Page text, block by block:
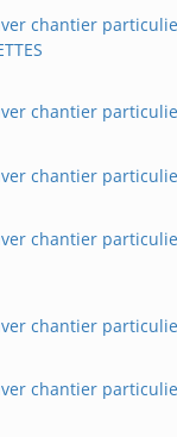
chantier
chantier
chantier
chantier
chantier
chantier